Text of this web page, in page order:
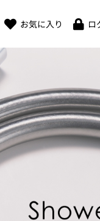
お気に入り ロ